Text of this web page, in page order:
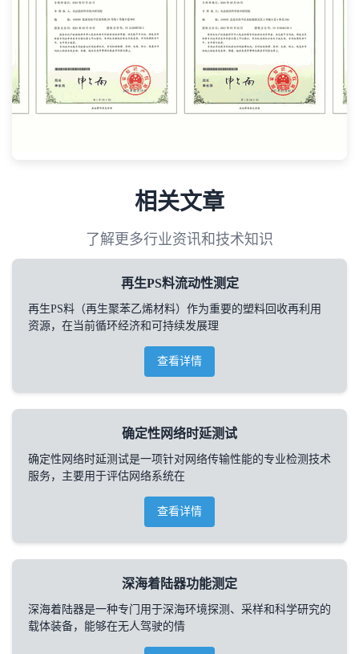
相关文章
了解更多行业资讯和技术知识
再生PS料流动性测定
再生PS料（再生聚苯乙烯材料）作为重要的塑料回收再利用
资源，在当前循环经济和可持续发展理
查看详情
确定性网络时延测试
确定性网络时延测试是一项针对网络传输性能的专业检测技术
服务，主要用于评估网络系统在
查看详情
深海着陆器功能测定
深海着陆器是一种专门用于深海环境探测、采样和科学研究的
载体装备，能够在无人驾驶的情